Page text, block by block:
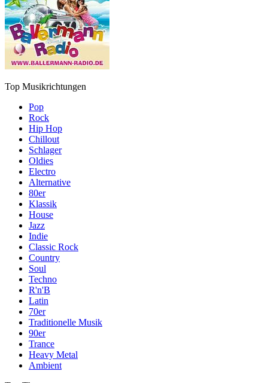
Top Musikrichtungen
Pop
Rock
Hip Hop
Chillout
Schlager
Oldies
Electro
Alternative
80er
Klassik
House
Jazz
Indie
Classic Rock
Country
Soul
Techno
R'n'B
Latin
70er
Traditionelle Musik
90er
Trance
Heavy Metal
Ambient